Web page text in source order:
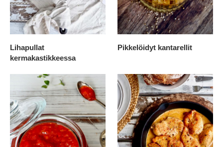
Lihapullat
kermakastikkeessa
Pikkelöidyt kantarellit